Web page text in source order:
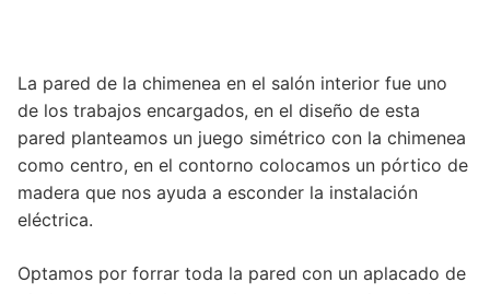
La pared de la chimenea en el salón interior fue uno
de los trabajos encargados, en el diseño de esta
pared planteamos un juego simétrico con la chimenea
como centro, en el contorno colocamos un pórtico de
madera que nos ayuda a esconder la instalación
eléctrica.
Optamos por forrar toda la pared con un aplacado de